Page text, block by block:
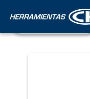
¡Póngase en contacto!